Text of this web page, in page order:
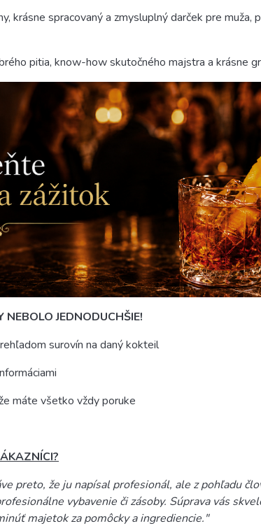
krásne spracovaný a zmysluplný darček pre muža,
pitia, know-how skutočného majstra a krásne
JEDNODUCHŠIE!
surovín na daný kokteil
máte všetko vždy poruke
preto, že ju napísal profesionál, ale z pohľadu
vybavenie či zásoby. Súprava vás
majetok za pomôcky a ingrediencie."